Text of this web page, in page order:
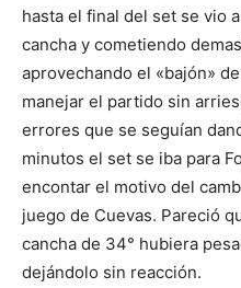
hasta el final del set se vio
cancha y cometiendo
aprovechando el «bajón»
manejar el partido sin
errores que se seguían
minutos el set se iba para
encontar el motivo del
juego de Cuevas. Pareció
cancha de 34° hubiera
dejándolo sin reacción.